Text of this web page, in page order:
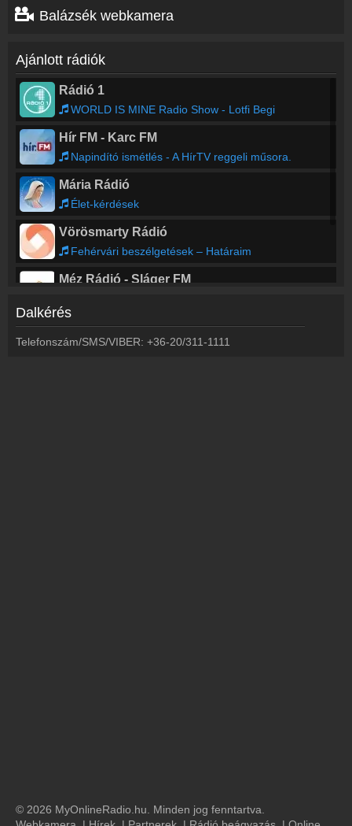
Balázsék webkamera
Ajánlott rádiók
Rádió 1
WORLD IS MINE Radio Show - Lotfi Begi
Hír FM - Karc FM
Napindító ismétlés - A HírTV reggeli műsora.
Mária Rádió
Élet-kérdések
Vörösmarty Rádió
Fehérvári beszélgetések – Határaim
Méz Rádió - Sláger FM
Balázsék
WORLD IS MINE Radio Show - Lotfi Begi
Dalkérés
Telefonszám/SMS/VIBER: +36-20/311-1111
© 2026 MyOnlineRadio.hu. Minden jog fenntartva.